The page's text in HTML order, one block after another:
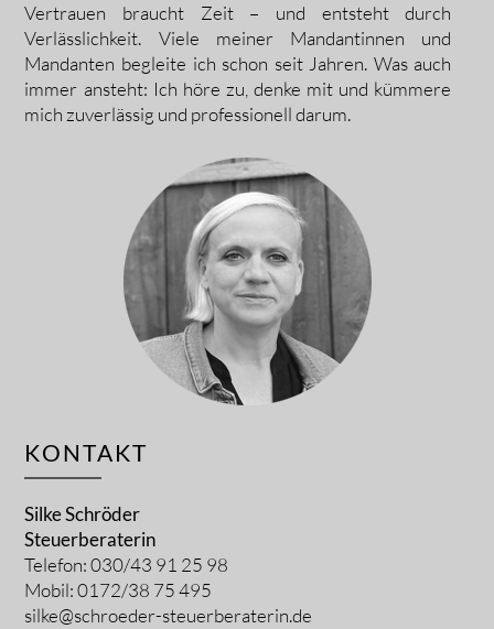
Vertrauen braucht Zeit – und entsteht durch
Verlässlichkeit. Viele meiner Mandantinnen und
Mandanten begleite ich schon seit Jahren. Was auch
immer ansteht: Ich höre zu, denke mit und kümmere
mich zuverlässig und professionell darum.
KONTAKT
Silke Schröder
Steuerberaterin
Telefon: 030/43 91 25 98
Mobil: 0172/38 75 495
silke@schroeder-steuerberaterin.de